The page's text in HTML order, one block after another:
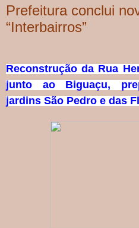
Prefeitura conclui
“Interbairros”
Reconstrução da Rua
junto ao Biguaçu,
jardins São Pedro e das